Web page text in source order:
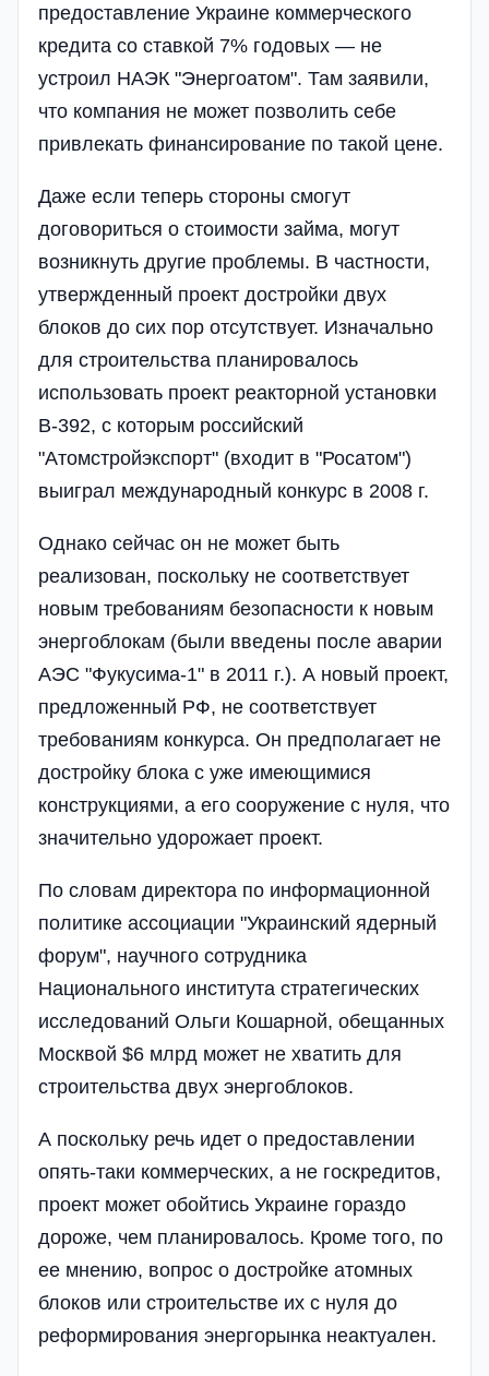
предоставление Украине коммерческого
кредита со ставкой 7% годовых — не
устроил НАЭК "Энергоатом". Там заявили,
что компания не может позволить себе
привлекать финансирование по такой цене.
Даже если теперь стороны смогут
договориться о стоимости займа, могут
возникнуть другие проблемы. В частности,
утвержденный проект достройки двух
блоков до сих пор отсутствует. Изначально
для строительства планировалось
использовать проект реакторной установки
В-392, с которым российский
"Атомстройэкспорт" (входит в "Росатом")
выиграл международный конкурс в 2008 г.
Однако сейчас он не может быть
реализован, поскольку не соответствует
новым требованиям безопасности к новым
энергоблокам (были введены после аварии
АЭС "Фукусима-1" в 2011 г.). А новый проект,
предложенный РФ, не соответствует
требованиям конкурса. Он предполагает не
достройку блока с уже имеющимися
конструкциями, а его сооружение с нуля, что
значительно удорожает проект.
По словам директора по информационной
политике ассоциации "Украинский ядерный
форум", научного сотрудника
Национального института стратегических
исследований Ольги Кошарной, обещанных
Москвой $6 млрд может не хватить для
строительства двух энергоблоков.
А поскольку речь идет о предоставлении
опять-таки коммерческих, а не госкредитов,
проект может обойтись Украине гораздо
дороже, чем планировалось. Кроме того, по
ее мнению, вопрос о достройке атомных
блоков или строительстве их с нуля до
реформирования энергорынка неактуален.